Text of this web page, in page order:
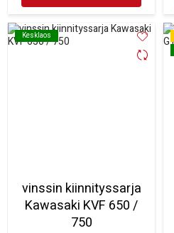
Kesklaos
Kesklaos
vinssin kiinnityssarja
Kawasaki KVF 650 /
750